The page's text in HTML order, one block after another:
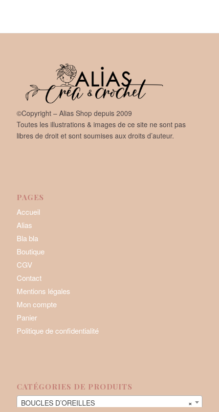
©Copyright – Alias Shop depuis 2009
Toutes les illustrations & images de ce site ne sont pas
libres de droit et sont soumises aux droits d’auteur.
PAGES
Accueil
Alias
Bla bla
Boutique
CGV
Contact
Mentions légales
Mon compte
Panier
Politique de confidentialité
CATÉGORIES DE PRODUITS
×
BOUCLES D’OREILLES